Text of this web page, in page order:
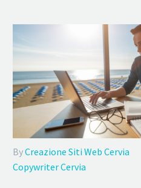
ByCreazione Siti Web Cervia
Copywriter Cervia